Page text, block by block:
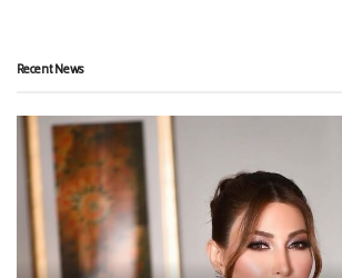
Recent News